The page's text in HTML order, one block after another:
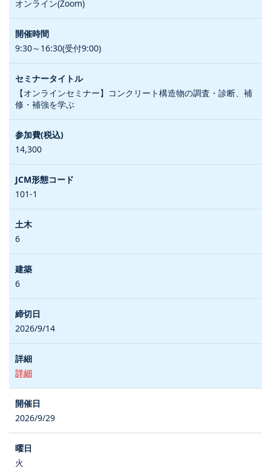
オンライン(Zoom)
9:30～16:30(受付9:00)
【オンラインセミナー】コンクリート構造物の調査・診断、補
修・補強を学ぶ
14,300
101-1
6
6
2026/9/14
詳細
2026/9/29
火